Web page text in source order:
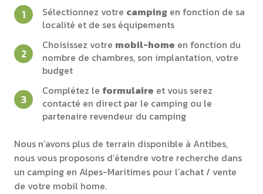
Sélectionnez votre camping en fonction de sa
localité et de ses équipements
Choisissez votre mobil-home en fonction du
nombre de chambres, son implantation, votre
budget
Complétez le formulaire et vous serez
contacté en direct par le camping ou le
partenaire revendeur du camping
Nous n’avons plus de terrain disponible à Antibes,
nous vous proposons d’étendre votre recherche dans
un camping en Alpes-Maritimes pour l’achat / vente
de votre mobil home.